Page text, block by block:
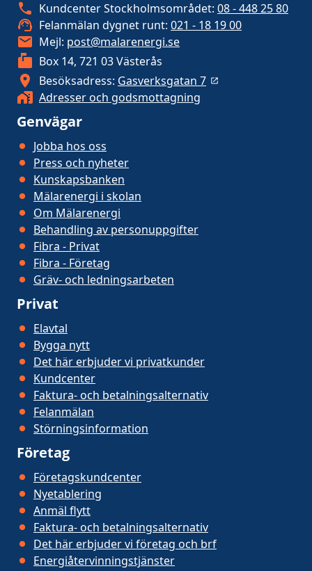
Kundcenter Stockholmsområdet: 08 - 448 25 80
Felanmälan dygnet runt: 021 - 18 19 00
Mejl: post@malarenergi.se
Box 14, 721 03 Västerås
Besöksadress: Gasverksgatan 7
Adresser och godsmottagning
Genvägar
Jobba hos oss
Press och nyheter
Kunskapsbanken
Mälarenergi i skolan
Om Mälarenergi
Behandling av personuppgifter
Fibra - Privat
Fibra - Företag
Gräv- och ledningsarbeten
Privat
Elavtal
Bygga nytt
Det här erbjuder vi privatkunder
Kundcenter
Faktura- och betalningsalternativ
Felanmälan
Störningsinformation
Företag
Företagskundcenter
Nyetablering
Anmäl flytt
Faktura- och betalningsalternativ
Det här erbjuder vi företag och brf
Energiåtervinningstjänster